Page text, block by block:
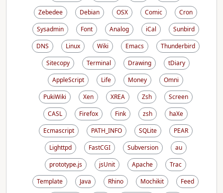
Zebedee
Debian OSX Comic
Cron
Sysadmin
Font Analog iCal
Sunbird
DNS
Linux Wiki Emacs
Thunderbird
Sitecopy
Terminal Drawing
tDiary
AppleScript
Life Money
Omni
PukiWiki
Xen XREA Zsh
Screen
CASL
Firefox Fink zsh
haXe
Ecmascript
PATH_INFO SQLite
PEAR
Lighttpd
FastCGI Subversion
au
prototype.js
jsUnit Apache
Trac
Template
Java Rhino Mochikit
Feed